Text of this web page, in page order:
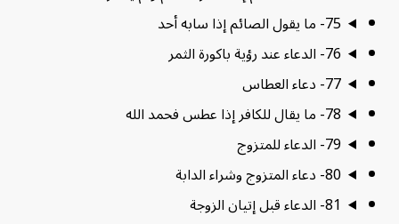
75- ما يقول الصائم إذا سابه أحد
76- الدعاء عند رؤية باكورة الثمر
77- دعاء العطاس
78- ما يقال للكافر إذا عطس فحمد الله
79- الدعاء للمتزوج
80- دعاء المتزوج وشراء الدابة
81- الدعاء قبل إتيان الزوجة